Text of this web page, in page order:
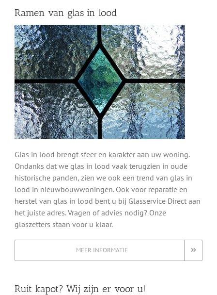
Ramen van glas in lood
Glas in lood brengt sfeer en karakter aan uw woning.
Ondanks dat we glas in lood vaak terugzien in oude
historische panden, zien we ook een trend van glas in
lood in nieuwbouwwoningen. Ook voor reparatie en
herstel van glas in lood bent u bij Glasservice Direct aan
het juiste adres. Vragen of advies nodig? Onze
glaszetters staan voor u klaar.
MEER INFORMATIE
Ruit kapot? Wij zijn er voor u!